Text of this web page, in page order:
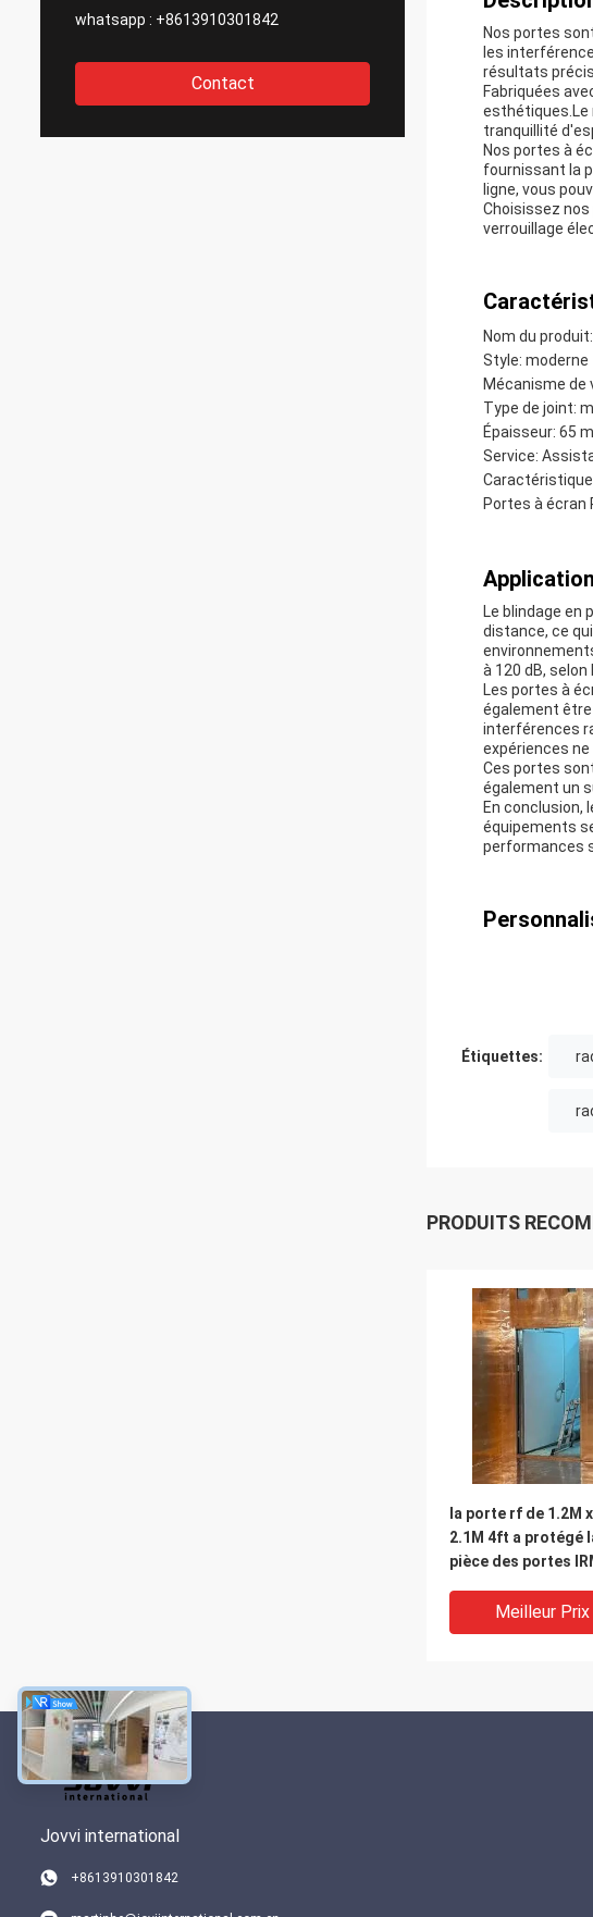
whatsapp : +8613910301842
Contact
Nos portes
les
résultats
Fabriquées
esthétiques.Le
tranquillité
Nos portes à
fournissant la
ligne, vous
Choisissez nos
verrouillage
Nom du
Style: moderne
Mécanisme de
Type de joint:
Épaisseur: 65
Service:
Portes à écran
Le blindage
distance, ce
à 120 dB,
Les portes à
également
interférences
expériences
Ces portes
également un
En conclusion,
équipements
performances
Étiquettes:
PRODUITS
la porte rf de 1.2M
2.1M 4ft a protégé
pièce des portes
Meilleur Prix
Jovvi international
+8613910301842